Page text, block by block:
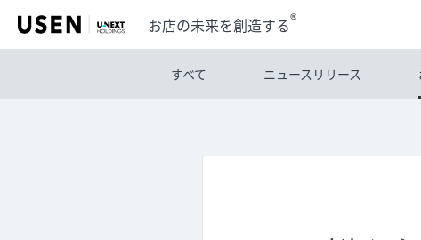
お店の未来を創造する®
すべて ニュースリリース